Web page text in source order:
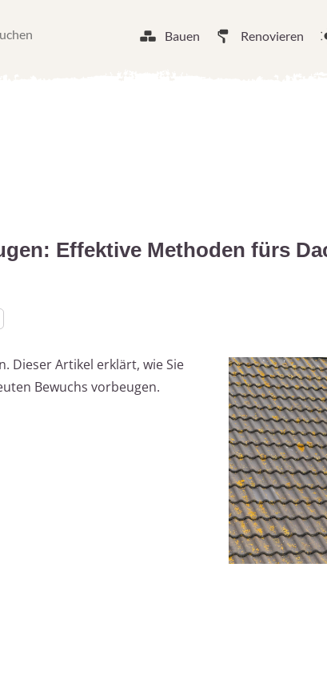
Bauen Renovieren
Effektive Methoden fürs
Dieser Artikel erklärt, wie Sie
Bewuchs vorbeugen.